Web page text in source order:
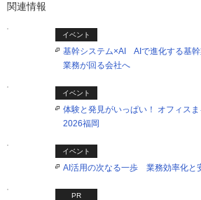
関連情報
イベント
基幹システム×AI AIで進化する基
業務が回る会社へ
イベント
体験と発見がいっぱい！ オフィス
2026福岡
イベント
AI活用の次なる一歩 業務効率化と
PR